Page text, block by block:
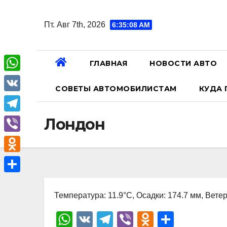
Пт. Авг 7th, 2026 6:35:09 AM
ГЛАВНАЯ НОВОСТИ АВТО
СОВЕТЫ АВТОМОБИЛИСТАМ КУДА
Лондон
Температура: 11.9°C, Осадки: 174.7 мм,
W
V
T
Vi
O
W
h
a
A
V
K
T
e
l
e
V
i
b
O